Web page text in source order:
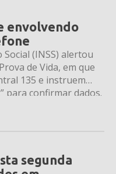
envolvendo
(INSS) alertou
de Vida, em que
135 e instruem
para confirmar dados.
segunda